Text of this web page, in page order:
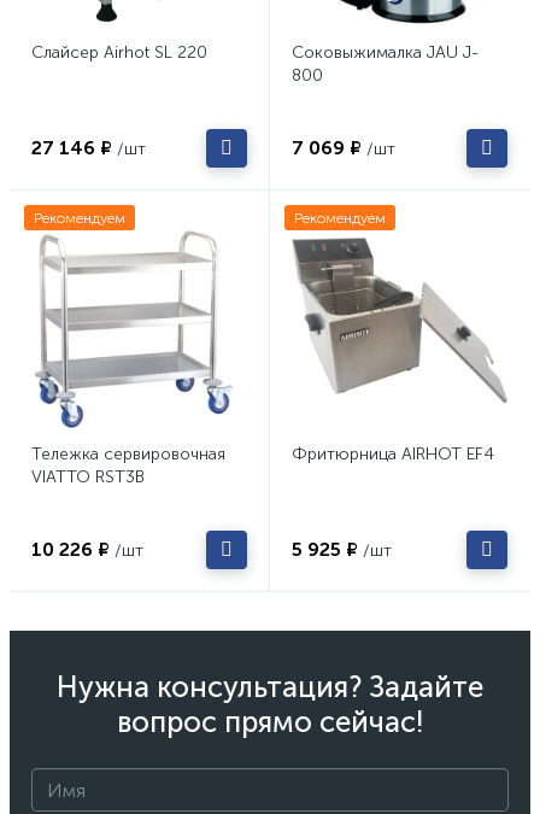
Слайсер Airhot SL 220
27 146 ₽ /шт
Соковыжималка JAU J-
800
7 069 ₽ /шт
Рекомендуем
Тележка сервировочная
VIATTO RST3B
10 226 ₽ /шт
Рекомендуем
Фритюрница AIRHOT EF4
5 925 ₽ /шт
Нужна консультация? Задайте
вопрос прямо сейчас!